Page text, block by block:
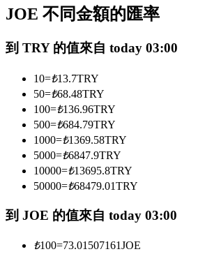
與頂尖交易專家同行
成為跟單交易員
坐享盈利分成和跟單分傭
JOE 不同金額的匯率
到 TRY 的值來自 today 03:00
10=₺13.7TRY
50=₺68.48TRY
100=₺136.96TRY
500=₺684.79TRY
1000=₺1369.58TRY
5000=₺6847.9TRY
10000=₺13695.8TRY
50000=₺68479.01TRY
到 JOE 的值來自 today 03:00
₺100=73.01507161JOE